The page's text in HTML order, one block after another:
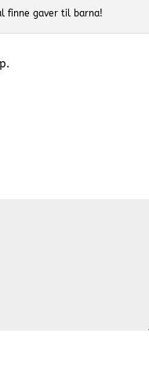
finne gaver til barna!